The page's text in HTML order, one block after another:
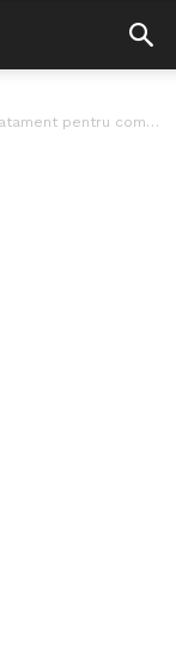
căpușelor și țânțarilor